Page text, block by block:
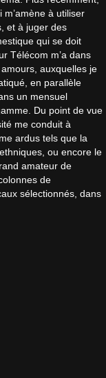
m’amène à utiliser
et à juger des
qui se doit
Télécom m’a dans
auxquelles je
en parallèle
un mensuel
Du point de vue
me conduit à
ardus tels que la
ou encore le
amateur de
de
sélectionnés, dans